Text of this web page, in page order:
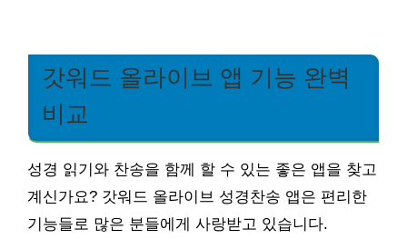
갓워드 올라이브 앱 기능 완벽
비교
성경 읽기와 찬송을 함께 할 수 있는 좋은 앱을 찾고
계신가요? 갓워드 올라이브 성경찬송 앱은 편리한
기능들로 많은 분들에게 사랑받고 있습니다.